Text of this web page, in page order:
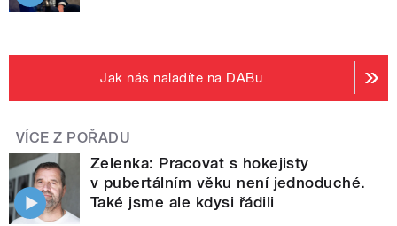
Jak nás naladíte na DABu
VÍCE Z POŘADU
Zelenka: Pracovat s hokejisty
v pubertálním věku není jednoduché.
Také jsme ale kdysi řádili